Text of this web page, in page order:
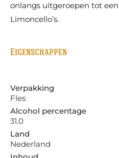
onlangs uitgeroepen tot een
Limoncello’s.
Eigenschappen
Verpakking
Fles
Alcohol percentage
31.0
Land
Nederland